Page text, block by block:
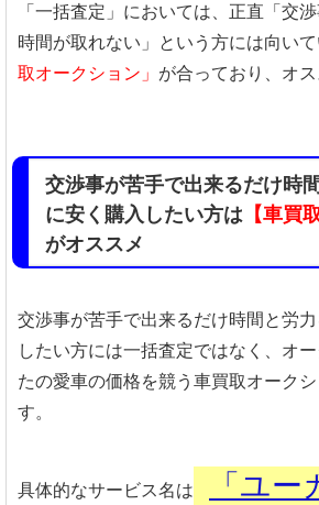
「一括査定」においては、正直「交
時間が取れない」という方には向い
取オークション」 が合っており、オス
交渉事が苦手で出来るだけ時
に安く購入したい方は 【車買
がオススメ
交渉事が苦手で出来るだけ時間と労
したい方には一括査定ではなく、オ
たの愛車の価格を競う車買取オーク
す。
具体的なサービス名は
「ユ